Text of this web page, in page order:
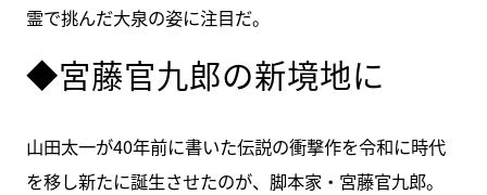
霊で挑んだ大泉の姿に注目だ。
◆宮藤官九郎の新境地に
山田太一が40年前に書いた伝説の衝撃作を令和に時代
を移し新たに誕生させたのが、脚本家・宮藤官九郎。